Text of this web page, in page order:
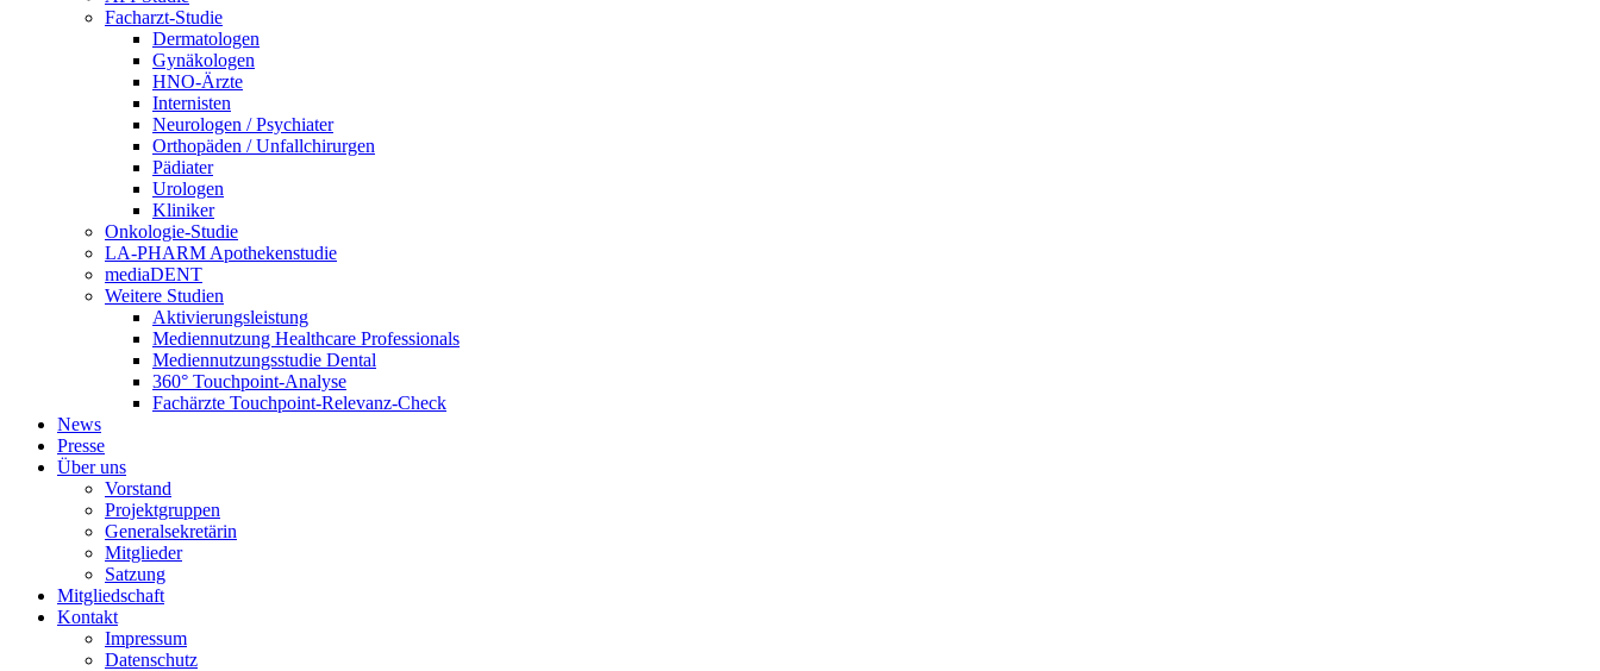
Facharzt-Studie
Dermatologen
Gynäkologen
HNO-Ärzte
Internisten
Neurologen / Psychiater
Orthopäden / Unfallchirurgen
Pädiater
Urologen
Kliniker
Onkologie-Studie
LA-PHARM Apothekenstudie
mediaDENT
Weitere Studien
Aktivierungsleistung
Mediennutzung Healthcare Professionals
Mediennutzungsstudie Dental
360° Touchpoint-Analyse
Fachärzte Touchpoint-Relevanz-Check
News
Presse
Über uns
Vorstand
Projektgruppen
Generalsekretärin
Mitglieder
Satzung
Mitgliedschaft
Kontakt
Impressum
Datenschutz